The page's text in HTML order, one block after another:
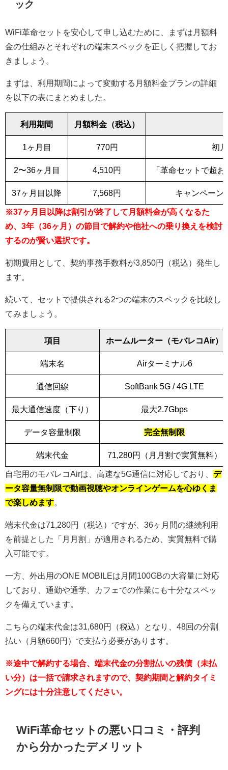
ック
WiFi革命セットを安心して申し込むために、まずは月額料
金の仕組みとそれぞれの端末スペックを正しく把握してお
きましょう。
まずは、利用期間によって変動する月額料金プランの詳細
を以下の表にまとめました。
利用期間 月額料金（税込）
1ヶ月目 770円 初
2〜36ヶ月目 4,510円 「革命セットで超
37ヶ月目以降 7,568円 キャンペーン
※37ヶ月目以降は割引が終了して月額料金が高くなるた
め、3年（36ヶ月）の節目で解約や他社への乗り換えを検討
するのが賢い選択です。
初期費用として、契約事務手数料が3,850円（税込）発生し
ます。
続いて、セットで提供される2つの端末のスペックを比較し
てみましょう。
項目 ホームルーター（モバレコAir）
端末名 Airターミナル6
通信回線 SoftBank 5G / 4G LTE
最大通信速度（下り） 最大2.7Gbps
データ容量制限 完全無制限
端末代金 71,280円（月月割で実質無料）
自宅用のモバレコAirは、高速な5G通信に対応しており、 デ
ータ容量無制限で動画視聴やオンラインゲームを心ゆくま
で楽しめます
端末代金は71,280円（税込）ですが、36ヶ月間の継続利用
を前提とした「月月割」が適用されるため、実質無料で購
入可能です。
一方、外出用のONE MOBILEは月間100GBの大容量に対応
しており、通勤や通学、カフェでの作業にも十分なスペッ
クを備えています。
こちらの端末代金は31,680円（税込）となり、48回の分割
払い（月額660円）で支払う必要があります。
※途中で解約する場合、端末代金の分割払いの残債（未払
い分）は一括で請求されますので、契約期間と解約タイミ
ングには十分注意してください。
WiFi革命セットの悪い口コミ・評判
から分かったデメリット